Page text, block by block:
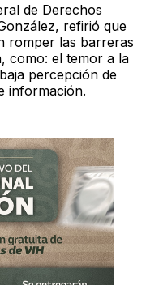
de Derechos
refirió que
romper las barreras
como: el temor a la
percepción de
información.